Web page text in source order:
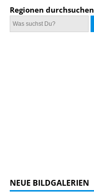
Regionen durchsuchen
NEUE BILDGALERIEN